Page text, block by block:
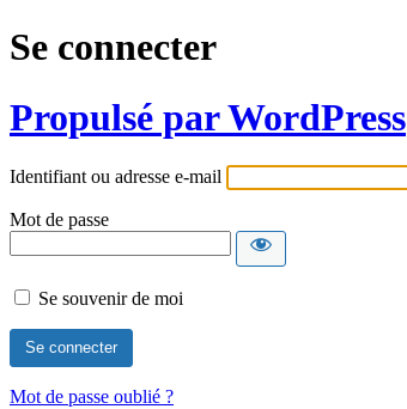
Se connecter
Propulsé par WordPress
Identifiant ou adresse e-mail
Mot de passe
Se souvenir de moi
Mot de passe oublié ?